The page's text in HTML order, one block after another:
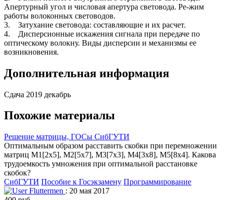
Апертурный угол и числовая апертура световода. Ре-жим
работы волоконных световодов.
3. Затухание световода: составляющие и их расчет.
4. Дисперсионные искажения сигнала при передаче по
оптическому волокну. Виды дисперсии и механизмы ее
возникновения.
Дополнительная информация
Сдача 2019 декабрь
Похожие материалы
Решение матрицы, ГОСы СибГУТИ
Оптимальным образом расставить скобки при перемножении
матриц М1[2x5], M2[5x7], M3[7x3], М4[3x8], M5[8x4]. Какова
трудоемкость умножения при оптимальной расстановке
скобок?
СибГУТИ Пособие к Госэкзамену Программирование
Fluttermen : 20 мая 2017